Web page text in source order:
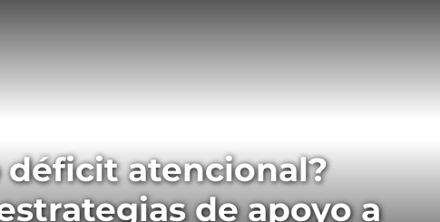
déficit atencional?
de apoyo a